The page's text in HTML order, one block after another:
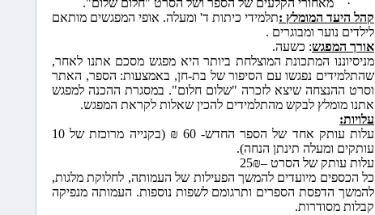
·
מאחורי הקלעים של הספר ושל הסרט "חלום שלום".
קהל היעד המומלץ :תלמידי כיתות ד' ומעלה. אופי המפגשים מותאם
לילדים נוער ומבוגרים .
אורך המפגש: כשעה.
מניסיוננו המתכונת המוצלחת ביותר היא מפגש מסכם אתנו לאחר,
שהתלמידים נפגשו עם הסיפור של בת-חן, באמצעות: הספר, האתר
וסרט ההנצחה שיצא לזכרה "שלום חלום". במסגרת ההכנה למפגש
אתנו מומלץ לבקש מהתלמידים להכין שאלות לקראת המפגש.
עלויות:
עלות עותק אחד של הספר החדש- 60 ₪ (בקנייה מרוכזת של 10
עותקים ומעלה תינתן הנחה).
עלות עותק של הסרט –25₪
כל הכספים מיועדים להמשך הפעילות של העמותה, לחלוקת מלגות,
להמשך הדפסת הספרים ותרגומם לשפות נוספות. העמותה מנפיקה
קבלות מסודרות.